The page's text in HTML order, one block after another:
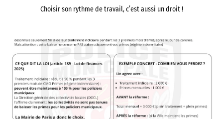
Choisir son rythme de travail, c’est aussi un droit !